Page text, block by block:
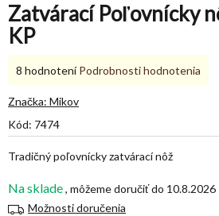
Zatvárací Poľovnícky
KP
Kód: 7474
Na sklade
10.8.2026
Možnosti doručenia
Tradičný poľovnícky zatvárací nôž
Priemerné
produktu
5,0
5
8 hodnotení Podrobnosti hodnotenia
Značka: Mikov